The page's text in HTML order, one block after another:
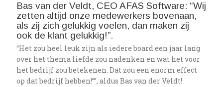
Bas van der Veldt, CEO AFAS Software: “Wij
zetten altijd onze medewerkers bovenaan,
als zij zich gelukkig voelen, dan maken zij
ook de klant gelukkig!”.
“Het zou heel leuk zijn als iedere board een jaar lang
over het thema liefde zou nadenken en wat het voor
het bedrijf zou betekenen. Dat zou een enorm effect
op dat bedrijf hebben!””, aldus Bas van der Veldt!